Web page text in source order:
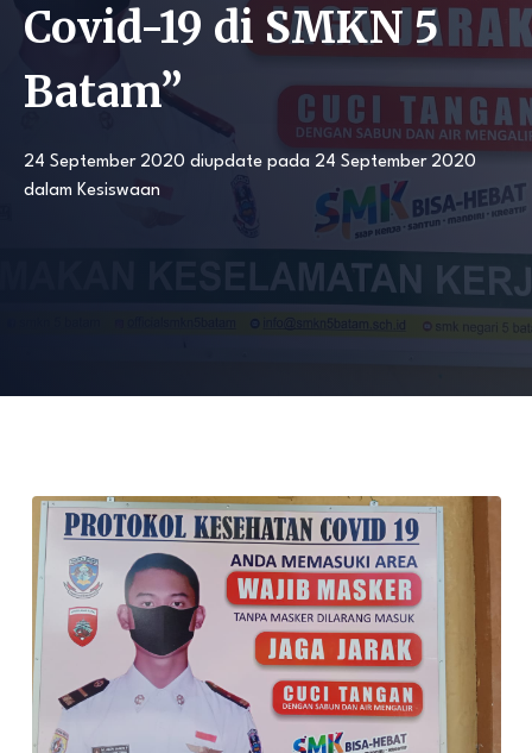
Covid-19 di SMKN 5
Batam”
24 September 2020 diupdate pada 24 September 2020
dalam Kesiswaan